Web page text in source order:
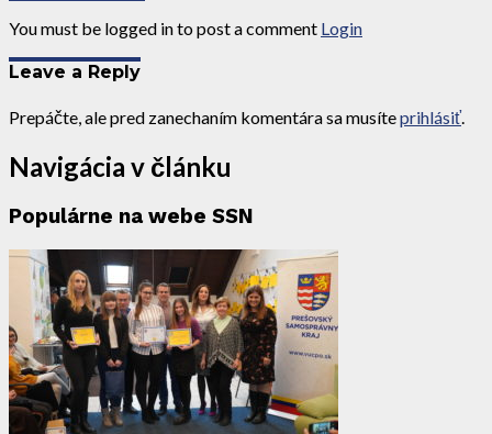
You must be logged in to post a comment Login
Leave a Reply
Prepáčte, ale pred zanechaním komentára sa musíteprihlásiť.
Navigácia v článku
Populárne na webe SSN